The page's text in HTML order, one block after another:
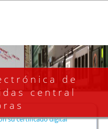
de
central
su certificado digital